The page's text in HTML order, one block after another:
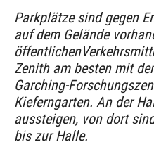
Parkplätze sind gegen
auf dem Gelände
Zenith am besten mit
Garching-
Kieferngarten. An der
aussteigen, von dort
bis zur Halle.